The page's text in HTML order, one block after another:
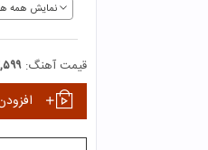
نمایش همه
قیمت آهنگ: